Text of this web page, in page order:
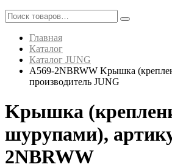
Главная
Каталог
Каталог JUNG
A569-2NBRWW Kрышка
производитель JUNG
Kрышка
шурупами),
2NBRWW